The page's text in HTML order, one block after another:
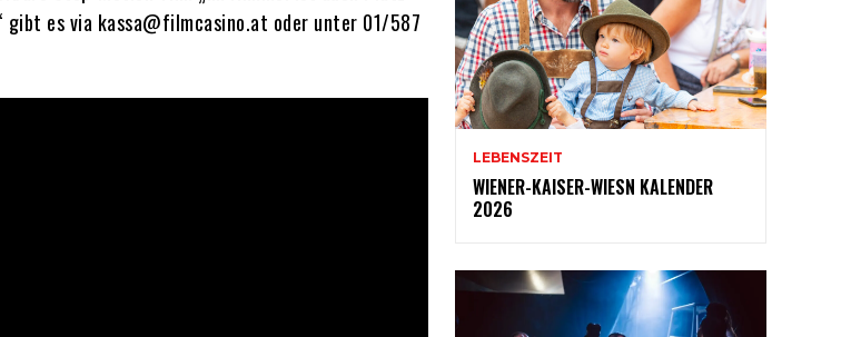
gibt es via kassa@filmcasino.at oder unter 01/587
LEBENSZEIT
WIENER-KAISER-WIESN KALENDER
2026